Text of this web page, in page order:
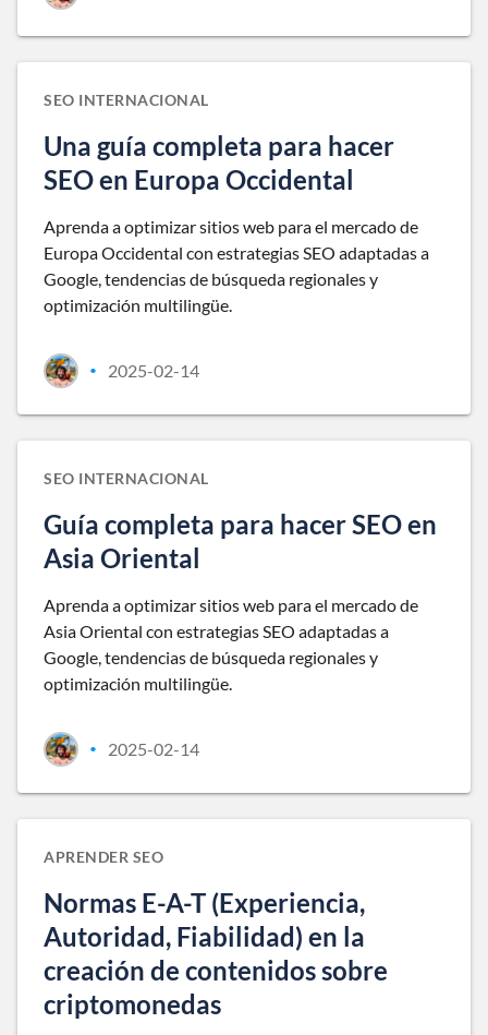
SEO INTERNACIONAL
Una guía completa para hacer
SEO en Europa Occidental
Aprenda a optimizar sitios web para el mercado de
Europa Occidental con estrategias SEO adaptadas a
Google, tendencias de búsqueda regionales y
optimización multilingüe.
• 2025-02-14
SEO INTERNACIONAL
Guía completa para hacer SEO en
Asia Oriental
Aprenda a optimizar sitios web para el mercado de
Asia Oriental con estrategias SEO adaptadas a
Google, tendencias de búsqueda regionales y
optimización multilingüe.
• 2025-02-14
APRENDER SEO
Normas E-A-T (Experiencia,
Autoridad, Fiabilidad) en la
creación de contenidos sobre
criptomonedas